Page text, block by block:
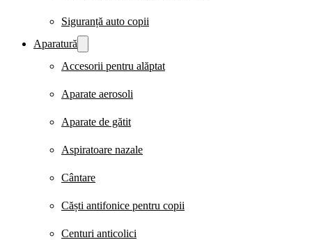
Siguranță auto copii
Aparatură
Accesorii pentru alăptat
Aparate aerosoli
Aparate de gătit
Aspiratoare nazale
Cântare
Căști antifonice pentru copii
Centuri anticolici